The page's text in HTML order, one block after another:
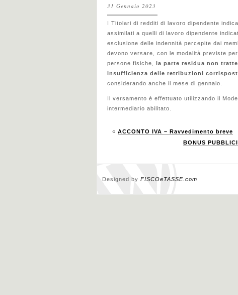
31 Gennaio 2023
I Titolari di redditi di lavoro dipendente
assimilati a quelli di lavoro dipendente
esclusione delle indennità percepite dai
devono versare, con le modalità previste
persone fisiche, la parte residua non
insufficienza delle retribuzioni
considerando anche il mese di gennaio.
Il versamento è effettuato utilizzando il
intermediario abilitato.
« ACCONTO IVA – Ravvedimento breve
BONUS
Designed by FISCOeTASSE.com